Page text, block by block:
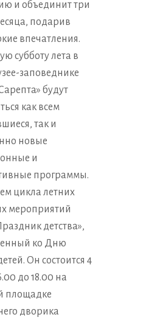
и объединит три
подарив
впечатления.
субботу лета в
заповеднике
будут
как всем
так и
новые
и
программы.
цикла летних
мероприятий
детства»,
ко Дню
Он состоится 4
до 18.00 на
площадке
дворика